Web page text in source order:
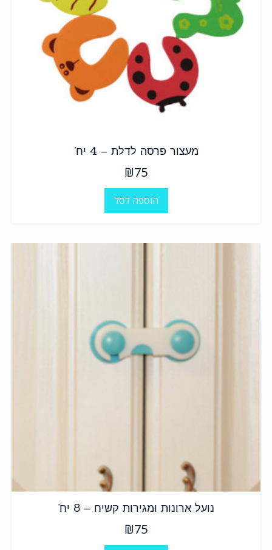
מעצור פרסה לדלת – 4 יח’
₪75
הוספה לסל
נועל ארונות ומגירות קשיח – 8 יח’
₪75